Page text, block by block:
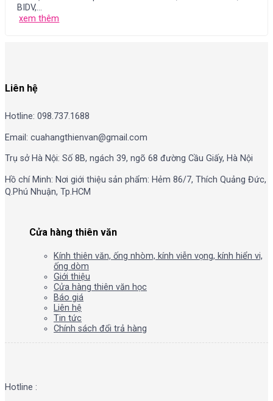
BIDV,...
xem thêm
Liên hệ
Hotline: 098.737.1688
Email: cuahangthienvan@gmail.com
Trụ sở Hà Nội: Số 8B, ngách 39, ngõ 68 đường Cầu Giấy, Hà Nội
Hồ chí Minh: Nơi giới thiệu sản phẩm: Hẻm 86/7, Thích Quảng Đức,
Q.Phú Nhuận, Tp.HCM
Cửa hàng thiên văn
Kính thiên văn, ống nhòm, kính viễn vọng, kính hiển vi,
ống dòm
Giới thiệu
Cửa hàng thiên văn học
Báo giá
Liên hệ
Tin tức
Chính sách đổi trả hàng
Hotline :